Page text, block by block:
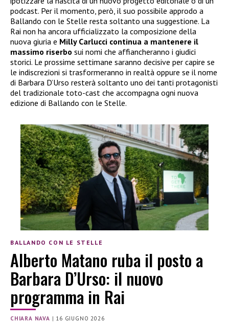
podcast. Per il momento, però, il suo possibile approdo a
Ballando con le Stelle resta soltanto una suggestione. La
Rai non ha ancora ufficializzato la composizione della
nuova giuria e Milly Carlucci continua a mantenere il
massimo riserbo sui nomi che affiancheranno i giudici
storici. Le prossime settimane saranno decisive per capire se
le indiscrezioni si trasformeranno in realtà oppure se il nome
di Barbara D’Urso resterà soltanto uno dei tanti protagonisti
del tradizionale toto-cast che accompagna ogni nuova
edizione di Ballando con le Stelle.
BALLANDO CON LE STELLE
Alberto Matano ruba il posto a
Barbara D’Urso: il nuovo
programma in Rai
CHIARA NAVA | 16 GIUGNO 2026